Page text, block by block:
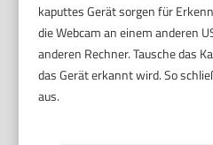
kaputtes Gerät sorgen für
die Webcam an einem anderen
anderen Rechner. Tausche das
das Gerät erkannt wird. So
aus.